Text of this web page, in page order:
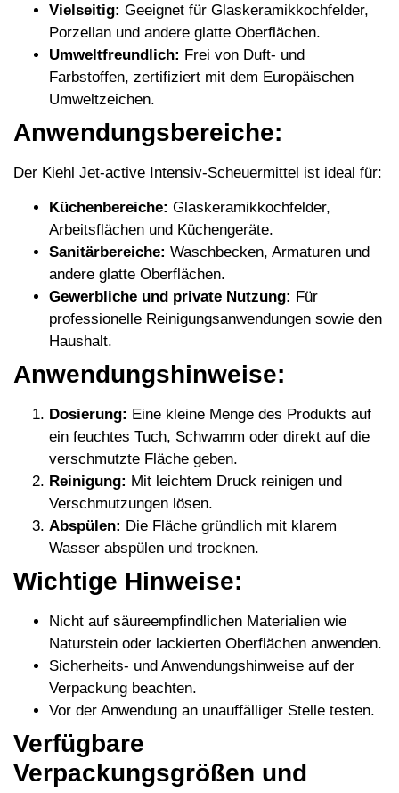
Vielseitig: Geeignet für Glaskeramikkochfelder,
Porzellan und andere glatte Oberflächen.
Umweltfreundlich: Frei von Duft- und
Farbstoffen, zertifiziert mit dem Europäischen
Umweltzeichen.
Anwendungsbereiche:
Der Kiehl Jet-active Intensiv-Scheuermittel ist ideal für:
Küchenbereiche: Glaskeramikkochfelder,
Arbeitsflächen und Küchengeräte.
Sanitärbereiche: Waschbecken, Armaturen und
andere glatte Oberflächen.
Gewerbliche und private Nutzung: Für
professionelle Reinigungsanwendungen sowie den
Haushalt.
Anwendungshinweise:
Dosierung: Eine kleine Menge des Produkts auf
ein feuchtes Tuch, Schwamm oder direkt auf die
verschmutzte Fläche geben.
Reinigung: Mit leichtem Druck reinigen und
Verschmutzungen lösen.
Abspülen: Die Fläche gründlich mit klarem
Wasser abspülen und trocknen.
Wichtige Hinweise:
Nicht auf säureempfindlichen Materialien wie
Naturstein oder lackierten Oberflächen anwenden.
Sicherheits- und Anwendungshinweise auf der
Verpackung beachten.
Vor der Anwendung an unauffälliger Stelle testen.
Verfügbare
Verpackungsgrößen und